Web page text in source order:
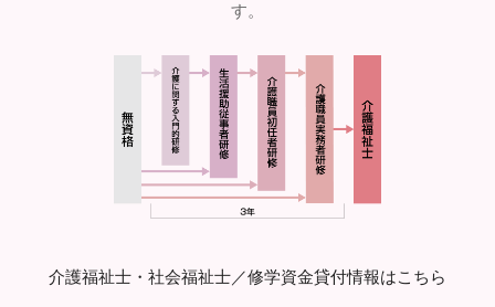
す。
介護福祉士・社会福祉士／修学資金貸付情報はこちら